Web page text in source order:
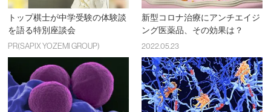
トップ棋士が中学受験の体験談
を語る特別座談会
PR(SAPIX YOZEMI GROUP)
新型コロナ治療にアンチエイジ
ング医薬品、その効果は？
2022.05.23